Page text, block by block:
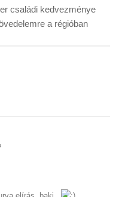
családi kedvezménye
a régióban